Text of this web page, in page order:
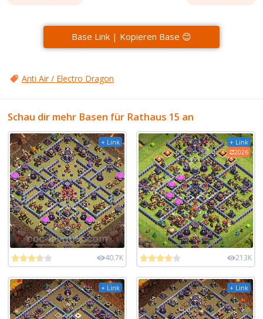
Base Link | Kopieren Base 😊
Anti Air / Electro Dragon
Schau dir mehr Basen für Rathaus 15 an
+ Link
40.7K
+ Link
2026
213K
+ Link + Link